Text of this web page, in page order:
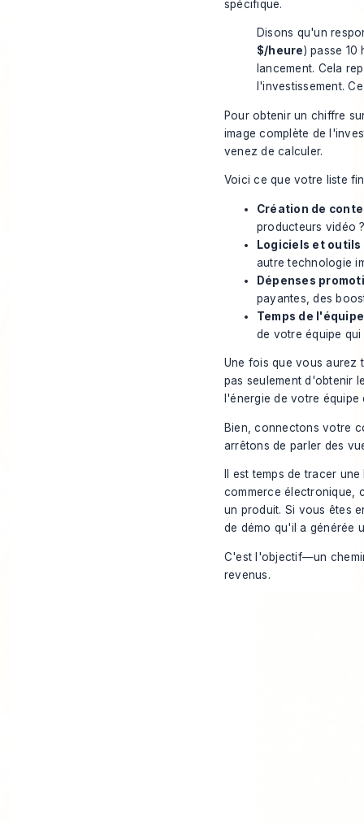
spécifique.
Disons qu'un
$/heure) passe
lancement. Cela
l'investissement.
Pour obtenir un chiffre
image complète de
venez de calculer.
Voici ce que votre liste
Création de
producteurs vidéo
Logiciels et outils
autre technologie
Dépenses
payantes, des
Temps de
de votre équipe
Une fois que vous aurez
pas seulement d'obtenir
l'énergie de votre
Bien, connectons votre
arrêtons de parler des
Il est temps de tracer
commerce électronique,
un produit. Si vous êtes
de démo qu'il a générée
C'est l'objectif—un
revenus.